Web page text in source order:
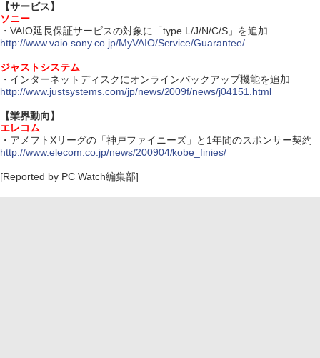
【サービス】
ソニー
・VAIO延長保証サービスの対象に「type L/J/N/C/S」を追加
http://www.vaio.sony.co.jp/MyVAIO/Service/Guarantee/
ジャストシステム
・インターネットディスクにオンラインバックアップ機能を追加
http://www.justsystems.com/jp/news/2009f/news/j04151.html
【業界動向】
エレコム
・アメフトXリーグの「神戸ファイニーズ」と1年間のスポンサー契約
http://www.elecom.co.jp/news/200904/kobe_finies/
[Reported by PC Watch編集部]